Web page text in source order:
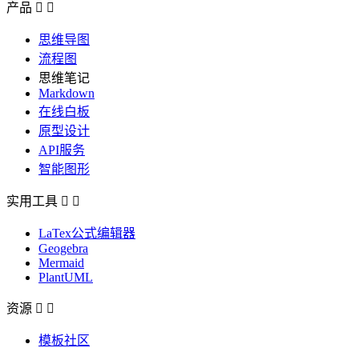
产品  
思维导图
流程图
思维笔记
Markdown
在线白板
原型设计
API服务
智能图形
实用工具  
LaTex公式编辑器
Geogebra
Mermaid
PlantUML
资源  
模板社区